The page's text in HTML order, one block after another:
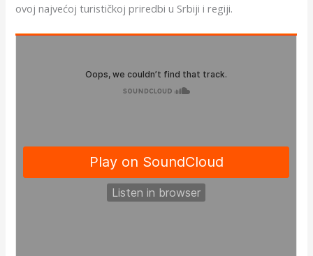
ovoj najvećoj turističkoj priredbi u Srbiji i regiji.